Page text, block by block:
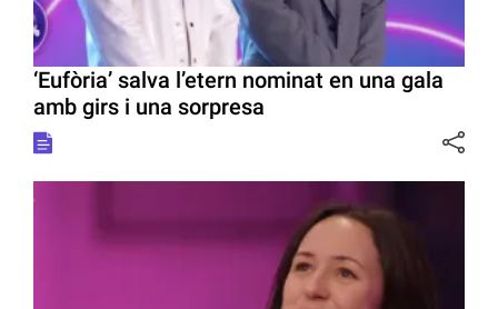
‘Eufòria’ salva l’etern nominat en una gala
amb girs i una sorpresa